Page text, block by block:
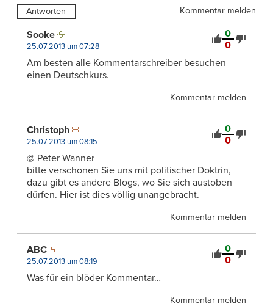
Antworten Kommentar melden
0
0
Sooke
25.07.2013 um 07:28
Am besten alle Kommentarschreiber besuchen
einen Deutschkurs.
Kommentar melden
0
0
Christoph
25.07.2013 um 08:15
@ Peter Wanner
bitte verschonen Sie uns mit politischer Doktrin,
dazu gibt es andere Blogs, wo Sie sich austoben
dürfen. Hier ist dies völlig unangebracht.
Kommentar melden
0
0
ABC
25.07.2013 um 08:19
Was für ein blöder Kommentar…
Kommentar melden